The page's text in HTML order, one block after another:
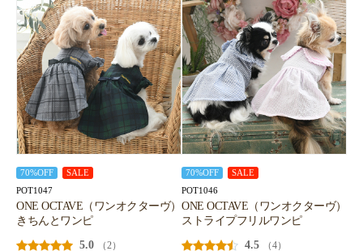
70%OFF SALE
POT1047
ONE OCTAVE（ワンオクターヴ）
きちんとワンピ
5.0
（2）
70%OFF SALE
POT1046
ONE OCTAVE（ワンオクターヴ）
ストライプフリルワンピ
4.5
（4）
お買い物を続ける カートへ進む